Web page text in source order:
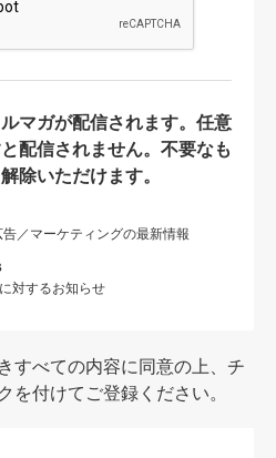
マガが配信されます。任意
配信されません。不要なも
除いただけます。
／マーケティングの最新情報
対するお知らせ
すべての内容に同意の上、チ
を付けてご登録ください。